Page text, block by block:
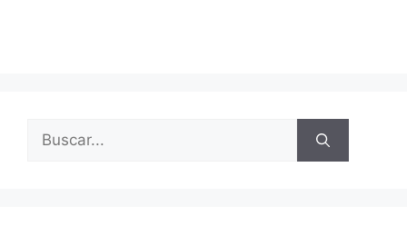
Buscar: